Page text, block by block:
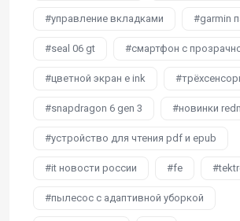
управление вкладками garmin
seal 06 gt смартфон с
цветной экран e ink
snapdragon 6 gen 3 новинки
устройство для чтения pdf и epub
it новости россии fe
пылесос с адаптивной уборкой